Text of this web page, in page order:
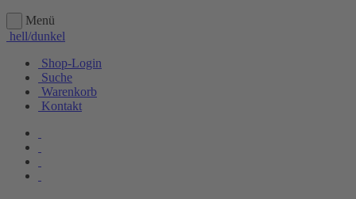
Menü
hell/dunkel
Shop-Login
Suche
Warenkorb
Kontakt